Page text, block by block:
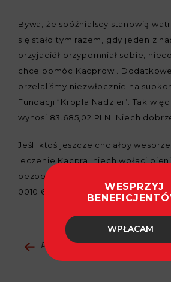
Bywa, że spóźnialscy stanowią
się stało tym razem, gdy jeden z
przyjaciół przypomniał sobie,
chce pomóc Kacprowi. Dodatkowe
przelaliśmy niezwłocznie na
Fundacji “Kropla Nadziei”. Tak
wynosi 83.685,02 PLN. Niech
Jeśli ktoś jeszcze chciałby
leczenie Kacpra, niech wpłaci
bezpośrednio na konto Fundacji: 72
0010 6984 3685, z dopiskiem: dla
Powrót do aktualności
WESPRZYJ
WPŁACAM